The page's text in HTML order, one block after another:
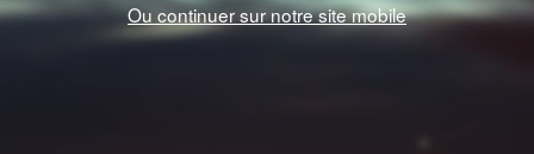
Ou continuer sur notre site mobile